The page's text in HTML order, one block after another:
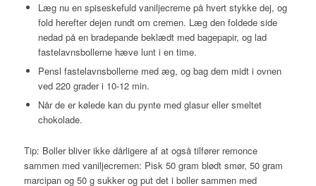
Læg nu en spiseskefuld vaniljecreme på hvert stykke dej, og
fold herefter dejen rundt om cremen. Læg den foldede side
nedad på en bradepande beklædt med bagepapir, og lad
fastelavnsbollerne hæve lunt i en time.
Pensl fastelavnsbollerne med æg, og bag dem midt i ovnen
ved 220 grader i 10-12 min.
Når de er kølede kan du pynte med glasur eller smeltet
chokolade.
Tip: Boller bliver ikke dårligere af at også tilfører remonce
sammen med vaniljecremen: Pisk 50 gram blødt smør, 50 gram
marcipan og 50 g sukker og put det i boller sammen med